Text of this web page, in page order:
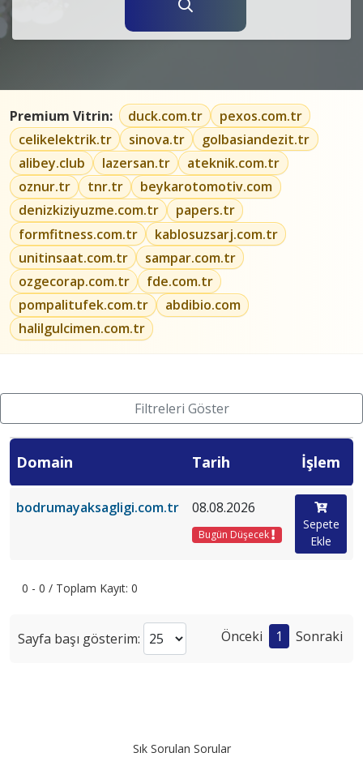
Premium Vitrin: duck.com.tr
pexos.com.tr
celikelektrik.tr
sinova.tr
golbasiandezit.tr
alibey.club
lazersan.tr
ateknik.com.tr
oznur.tr
tnr.tr
beykarotomotiv.com
denizkiziyuzme.com.tr
papers.tr
formfitness.com.tr
kablosuzsarj.com.tr
unitinsaat.com.tr
sampar.com.tr
ozgecorap.com.tr
fde.com.tr
pompalitufek.com.tr
abdibio.com
halilgulcimen.com.tr
Filtreleri Göster
Domain Tarih İşlem
bodrumayaksagligi.com.tr 08.08.2026
Bugün Düşecek
Sepete
Ekle
0 - 0 / Toplam Kayıt: 0
Sayfa başı gösterim: Önceki 1 Sonraki
Sık Sorulan Sorular